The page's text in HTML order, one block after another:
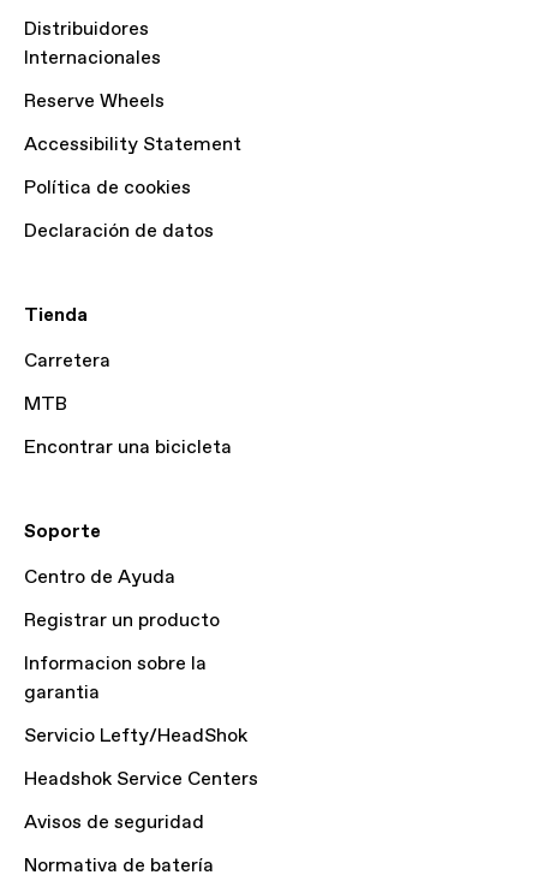
Distribuidores
Internacionales
Reserve Wheels
Accessibility Statement
Política de cookies
Declaración de datos
Tienda
Carretera
MTB
Encontrar una bicicleta
Soporte
Centro de Ayuda
Registrar un producto
Informacion sobre la
garantia
Servicio Lefty/HeadShok
Headshok Service Centers
Avisos de seguridad
Normativa de batería